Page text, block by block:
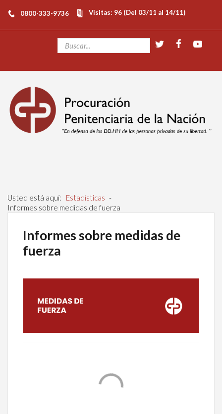
0800-333-9736 Visitas: 96 (Del 03/11 al 14/11)
Usted está aquí: Estadísticas -
Informes sobre medidas de fuerza
Informes sobre medidas de
fuerza